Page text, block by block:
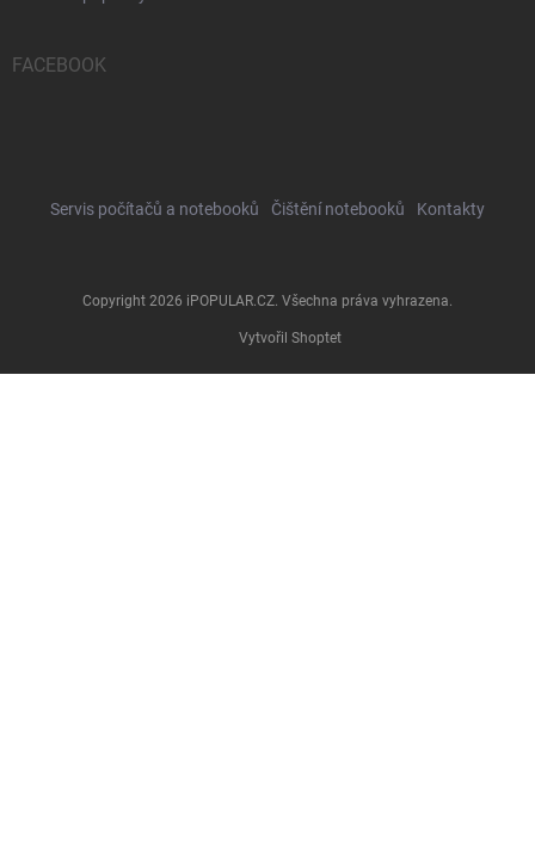
FACEBOOK
Servis počítačů a notebooků Čištění notebooků Kontakty
Vytvořil Shoptet
Copyright 2026 iPOPULAR.CZ. Všechna práva vyhrazena.